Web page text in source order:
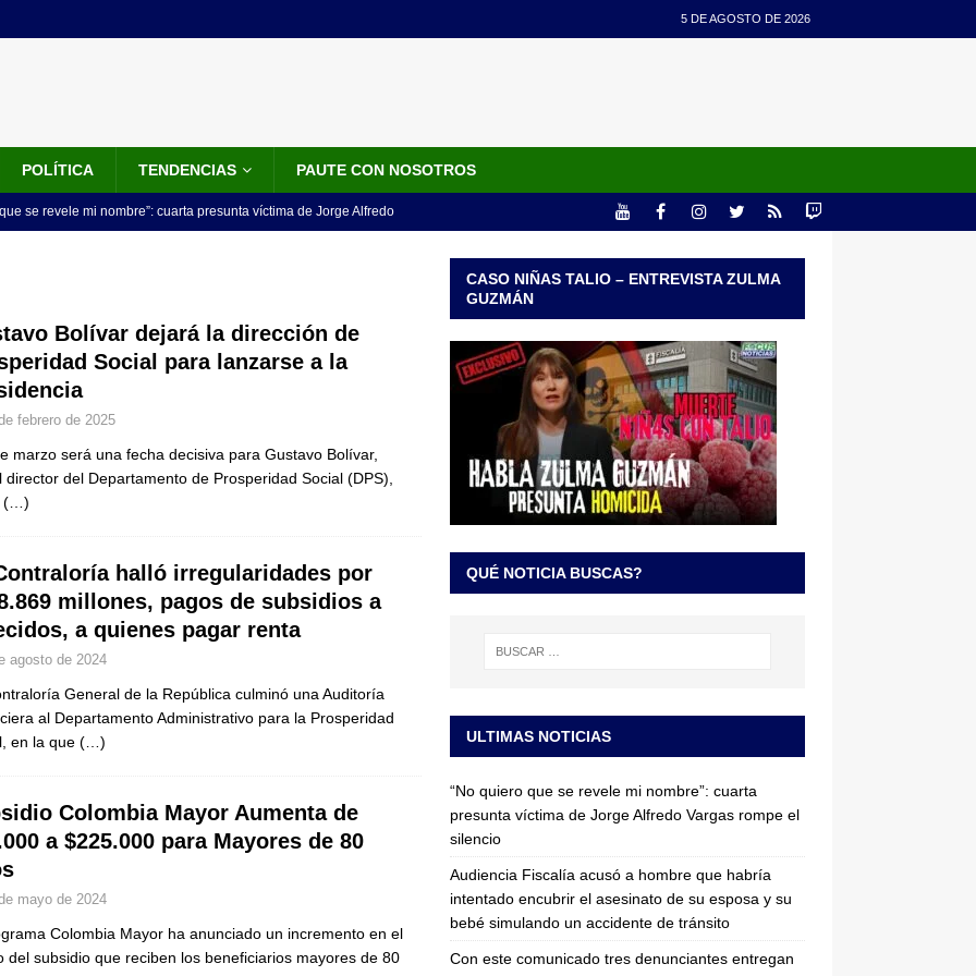
5 DE AGOSTO DE 2026
POLÍTICA TENDENCIAS PAUTE CON NOSOTROS
se revele mi nombre”: cuarta presunta víctima de Jorge Alfredo
acusó a hombre que habría intentado encubrir el asesinato
accidente de tránsito JUDICIALES
tres denunciantes entregan los detalles de porque se
Vargas JUDICIALES
examen toxicológico a exdirectora del Dapre Angie Rodríguez
NOTICIAS
de la banda presidencial que portará Abelardo De La
Bolívar dejará la dirección de
Social para lanzarse a la
febrero de 2025
marzo será una fecha decisiva para Gustavo Bolívar,
director del Departamento de Prosperidad Social (DPS),
(…)
halló irregularidades por
millones, pagos de subsidios a
a quienes pagar renta
agosto de 2024
General de la República culminó una Auditoría
al Departamento Administrativo para la Prosperidad
en la que (…)
Colombia Mayor Aumenta de
a $225.000 para Mayores de 80
mayo de 2024
Colombia Mayor ha anunciado un incremento en el
del subsidio que reciben los beneficiarios mayores de 80
CASO NIÑAS TALIO – ENTREVISTA ZULMA
GUZMÁN
QUÉ NOTICIA BUSCAS?
ULTIMAS NOTICIAS
“No quiero que se revele mi nombre”: cuarta
presunta víctima de Jorge Alfredo Vargas rompe el
silencio
Audiencia Fiscalía acusó a hombre que habría
intentado encubrir el asesinato de su esposa y su
bebé simulando un accidente de tránsito
Con este comunicado tres denunciantes entregan